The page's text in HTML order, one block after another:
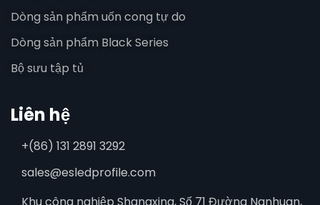
Dòng sản phẩm uốn cong tự do
Dòng sản phẩm Black Series
Bộ sưu tập tủ
Liên hệ
+(86) 131 2891 3292
sales@esledprofile.com